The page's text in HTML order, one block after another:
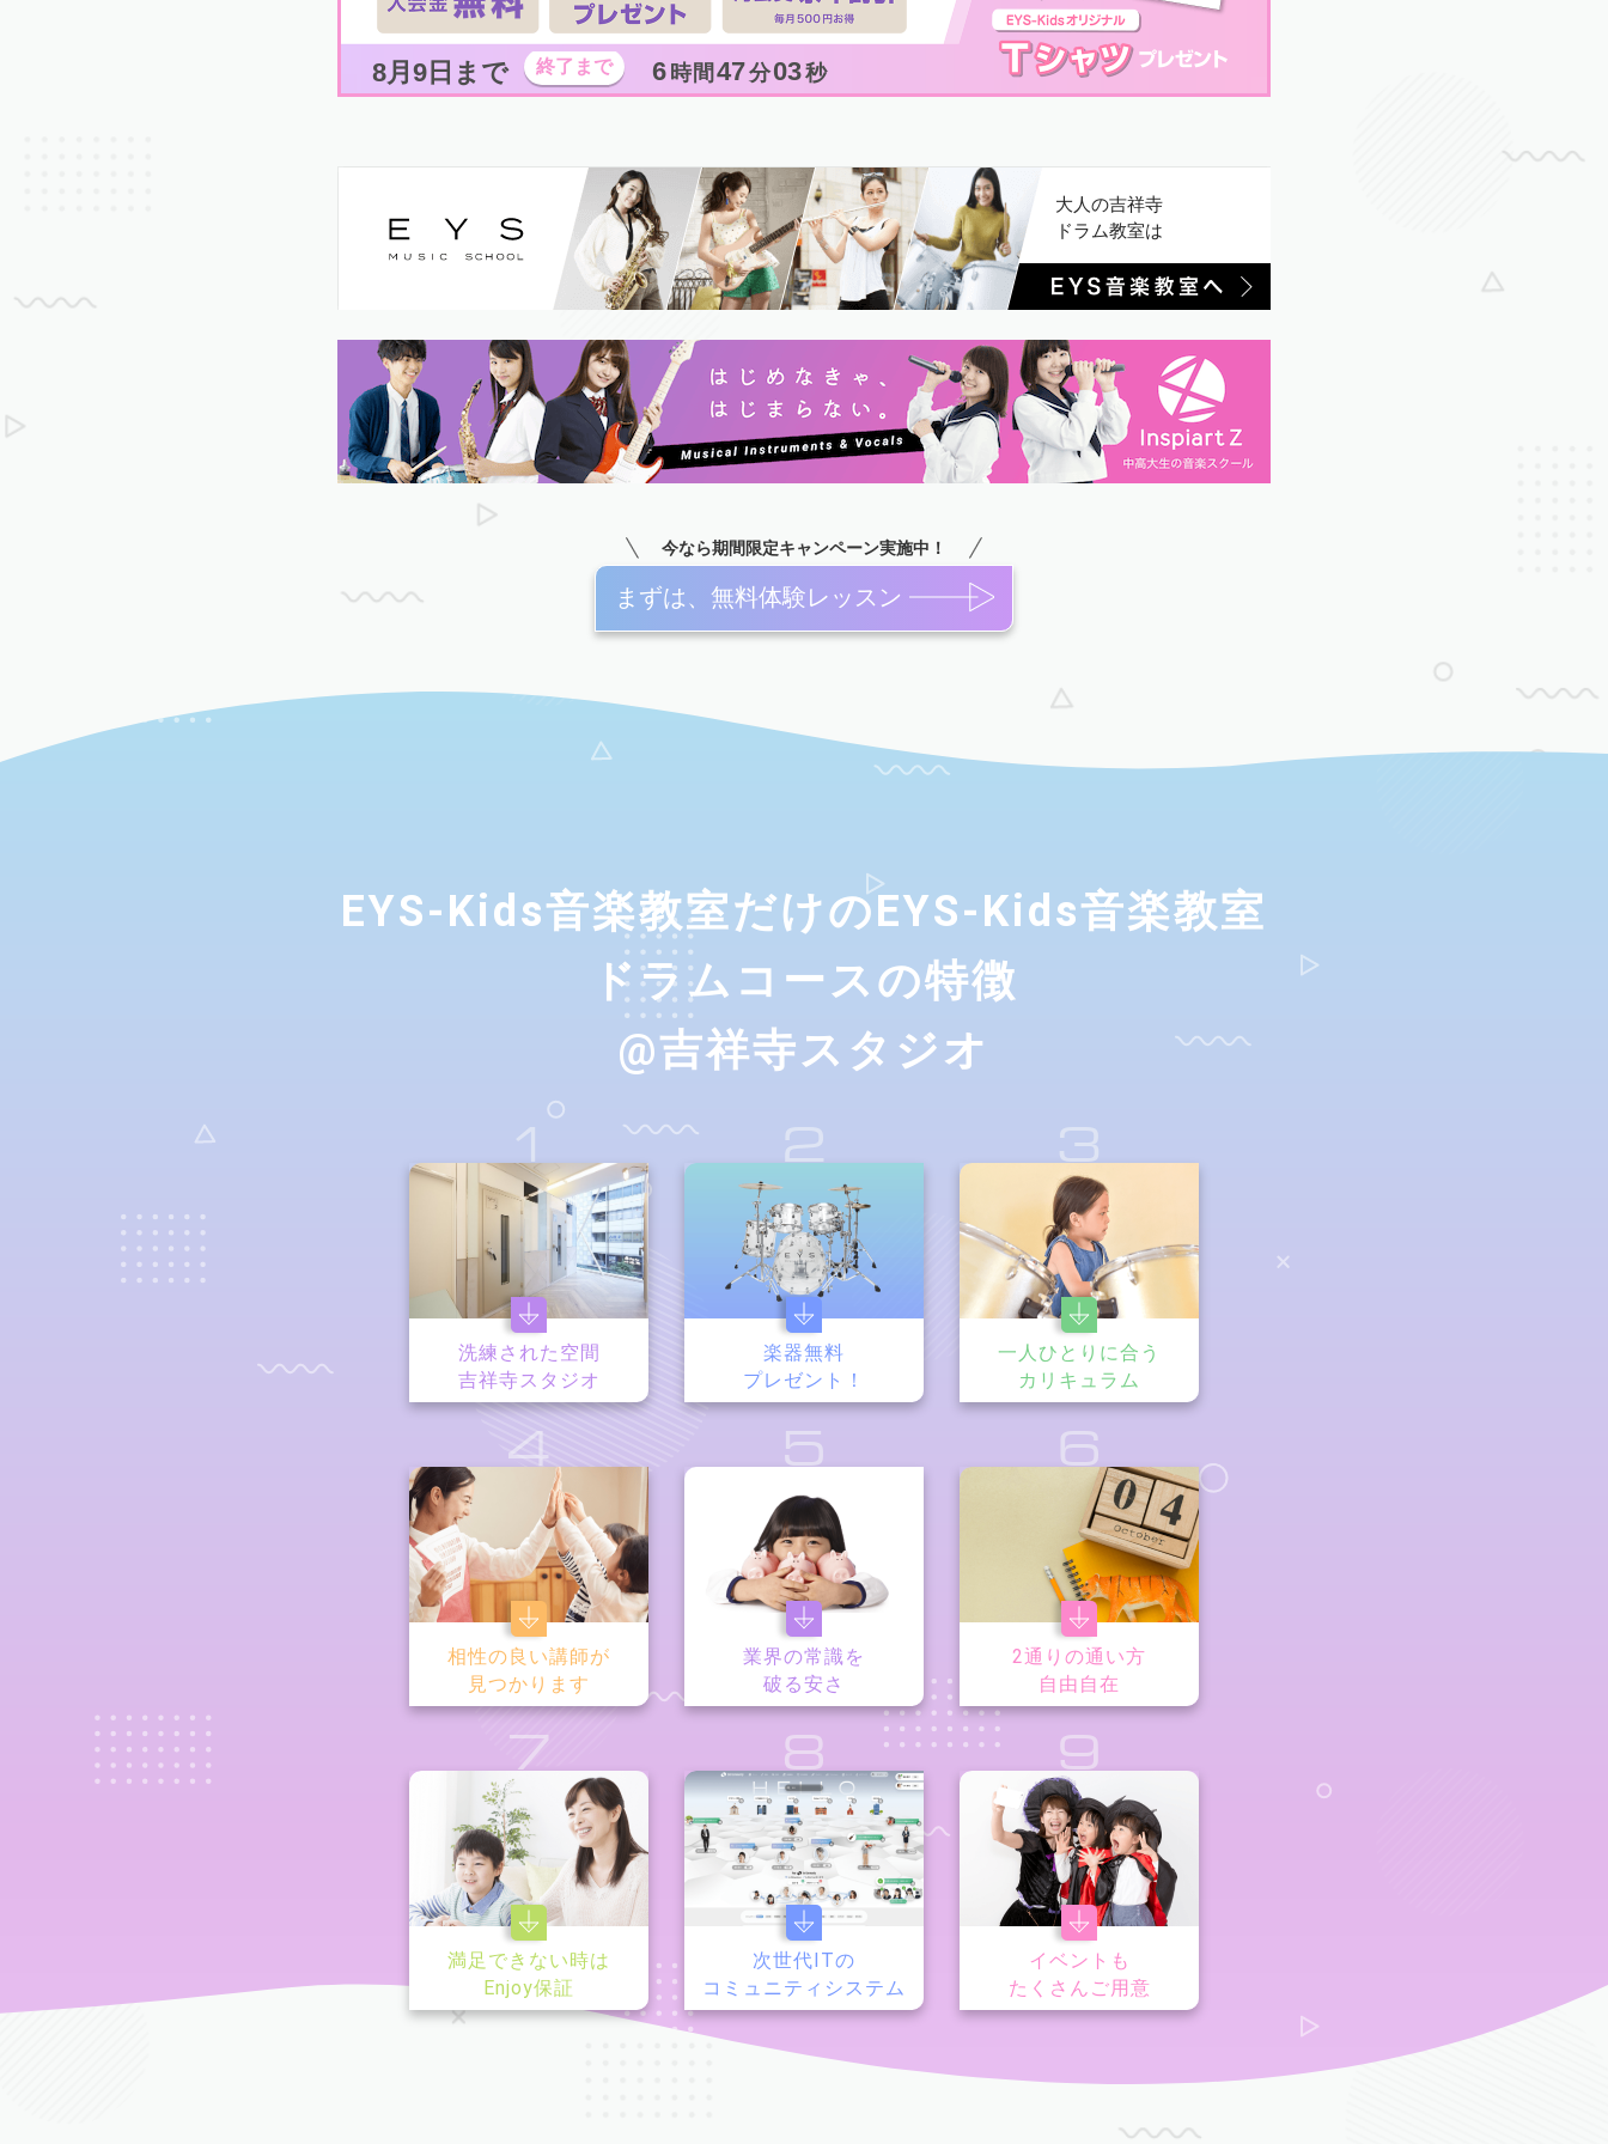
8月9日まで 6 時間 47分01秒
大人の吉祥寺
ドラム教室は
今なら期間限定キャンペーン実施中！
まずは、無料体験レッスン
EYS-Kids音楽教室だけのEYS-Kids音楽教室
ドラムコースの特徴
@吉祥寺スタジオ
1
洗練された空間
吉祥寺スタジオ
2
楽器無料
プレゼント！
3
一人ひとりに合う
カリキュラム
4
相性の良い講師が
見つかります
5
業界の常識を
破る安さ
6
2通りの通い方
自由自在
7
満足できない時は
Enjoy保証
8
次世代ITの
コミュニティシステム
9
イベントも
たくさんご用意